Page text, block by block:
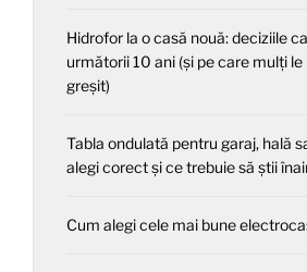
Hidrofor la o casă nouă: deciziile
următorii 10 ani (și pe care mulți le
greșit)
Tabla ondulată pentru garaj, hală
alegi corect și ce trebuie să știi
Cum alegi cele mai bune